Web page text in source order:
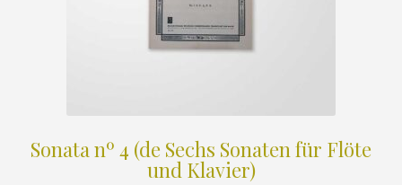
Sonata nº 4 (de Sechs Sonaten für Flöte
und Klavier)